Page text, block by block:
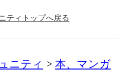
ティトップへ戻る
ニティ
本、マンガ